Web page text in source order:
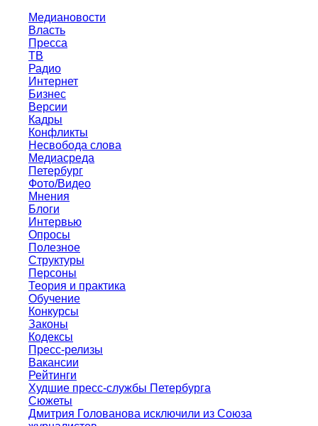
Медиановости
Власть
Пресса
ТВ
Радио
Интернет
Бизнес
Версии
Кадры
Конфликты
Несвобода слова
Медиасреда
Петербург
Фото/Видео
Мнения
Блоги
Интервью
Опросы
Полезное
Структуры
Персоны
Теория и практика
Обучение
Конкурсы
Законы
Кодексы
Пресс-релизы
Вакансии
Рейтинги
Худшие пресс-службы Петербурга
Сюжеты
Дмитрия Голованова исключили из Союза